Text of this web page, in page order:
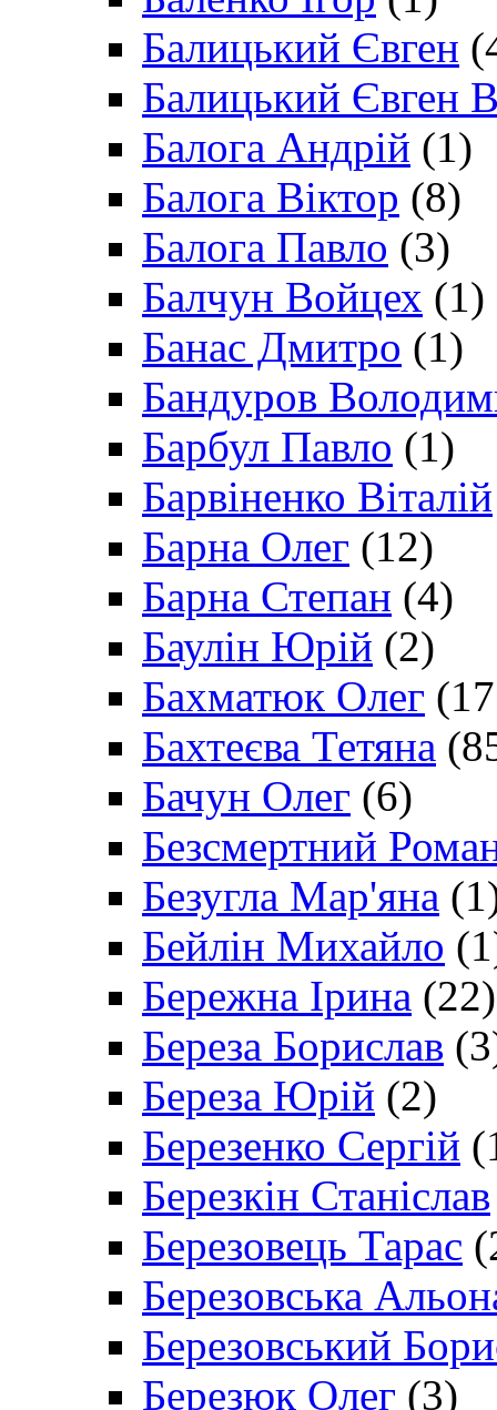
Балицький Євген
Балицький Євген
Балога Андрій (1)
Балога Віктор (8)
Балога Павло (3)
Балчун Войцех (1)
Банас Дмитро (1)
Бандуров
Барбул Павло (1)
Барвіненко Віталій
Барна Олег (12)
Барна Степан (4)
Баулін Юрій (2)
Бахматюк Олег
Бахтеєва Тетяна
Бачун Олег (6)
Безсмертний
Безугла Мар'яна
Бейлін Михайло
Бережна Ірина (22)
Береза Борислав
Береза Юрій (2)
Березенко Сергій
Березкін Станіслав
Березовець Тарас
Березовська
Березовський
Березюк Олег (3)